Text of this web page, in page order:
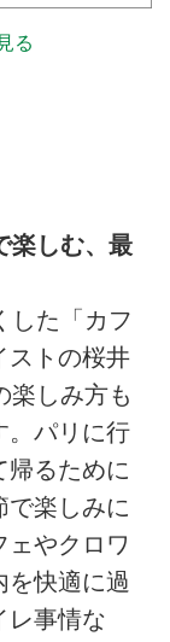
る
楽しむ、最
した「カフ
ストの桜井
楽しみ方も
。パリに行
帰るために
で楽しみに
ェやクロワ
を快適に過
レ事情な